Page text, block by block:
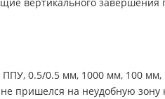
вертикального завершения
0.5/0.5 мм, 1000 мм, 100 мм,
пришелся на неудобную зону